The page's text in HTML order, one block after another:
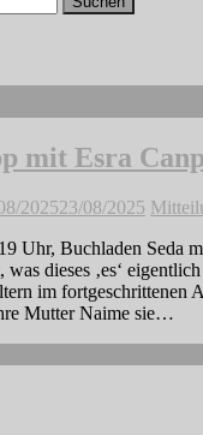
mit Esra
202523/08/2025
Uhr, Buchladen Seda
dieses ‚es‘
im fortgeschrittenen
Mutter Naime sie…